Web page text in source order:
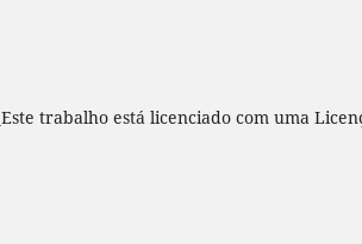
Este trabalho está licenciado com uma